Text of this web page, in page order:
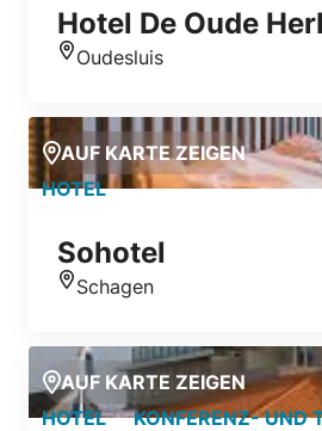
Hotel De Oude
Oudesluis
AUF KARTE ZEIGEN
HOTEL
Sohotel
Standort
Schagen
AUF KARTE ZEIGEN
HOTEL KONFERENZ- UND